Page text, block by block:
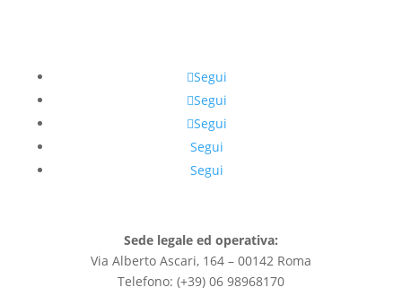
Segui
Segui
Segui
Segui
Segui
Sede legale ed operativa:
Via Alberto Ascari, 164 – 00142 Roma
Telefono: (+39) 06 98968170